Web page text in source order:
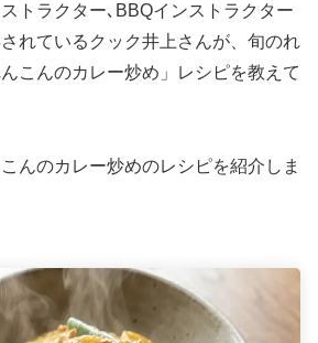
トラクター､BBQインストラクター
れているクック井上さんが、旬のれ
こんのカレー炒め」レシピを教えて
んのカレー炒めのレシピを紹介しま